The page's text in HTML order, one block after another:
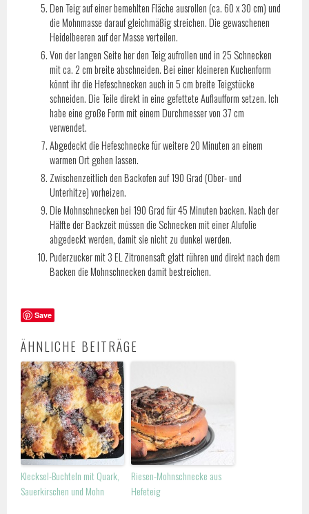
Den Teig auf einer bemehlten Fläche ausrollen (ca. 60 x 30 cm) und
die Mohnmasse darauf gleichmäßig streichen. Die gewaschenen
Heidelbeeren auf der Masse verteilen.
Von der langen Seite her den Teig aufrollen und in 25 Schnecken
mit ca. 2 cm breite abschneiden. Bei einer kleineren Kuchenform
könnt ihr die Hefeschnecken auch in 5 cm breite Teigstücke
schneiden. Die Teile direkt in eine gefettete Auflaufform setzen. Ich
habe eine große Form mit einem Durchmesser von 37 cm
verwendet.
Abgedeckt die Hefeschnecke für weitere 20 Minuten an einem
warmen Ort gehen lassen.
Zwischenzeitlich den Backofen auf 190 Grad (Ober- und
Unterhitze) vorheizen.
Die Mohnschnecken bei 190 Grad für 45 Minuten backen. Nach der
Hälfte der Backzeit müssen die Schnecken mit einer Alufolie
abgedeckt werden, damit sie nicht zu dunkel werden.
Puderzucker mit 3 EL Zitronensaft glatt rühren und direkt nach dem
Backen die Mohnschnecken damit bestreichen.
Save
ÄHNLICHE BEITRÄGE
Klecksel-Buchteln mit Quark,
Sauerkirschen und Mohn
Riesen-Mohnschnecke aus
Hefeteig